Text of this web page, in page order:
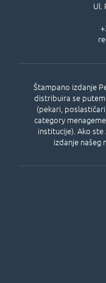
Štampano izdanje
distribuira se
(pekari,
category
institucije). Ako
izdanje našeg
Ul.